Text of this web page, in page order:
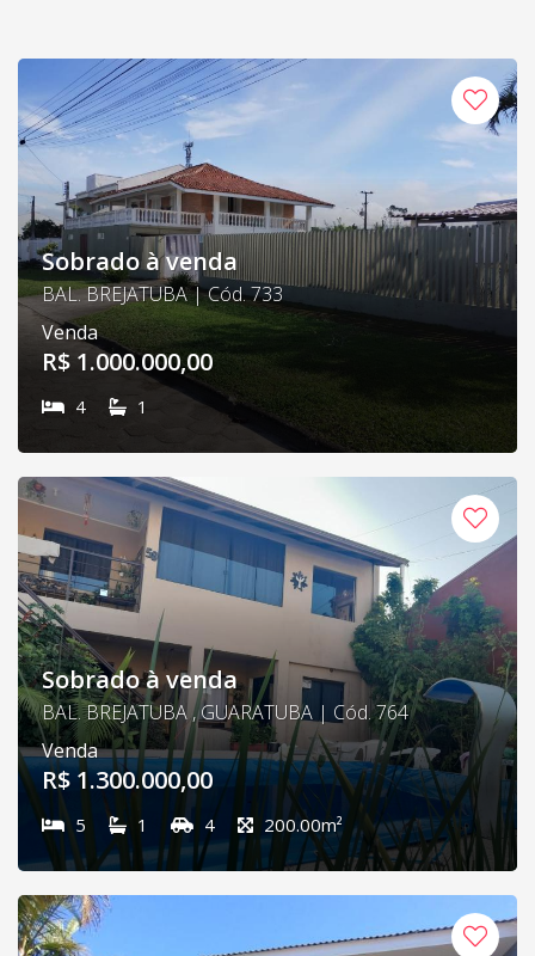
Sobrado à venda
BAL. BREJATUBA | Cód. 733
Venda
R$ 1.000.000,00
4 1
Sobrado à venda
BAL. BREJATUBA , GUARATUBA | Cód. 764
Venda
R$ 1.300.000,00
5 1 4 200.00m²